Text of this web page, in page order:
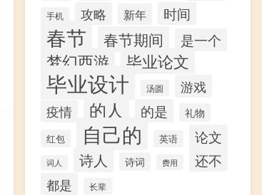
手机 攻略 新年 时间
春节 春节期间 是一个
梦幻西游 毕业论文
毕业设计 汤圆 游戏
疫情 的人 的是 礼物
红包 自己的 英语 论文
词人 诗人 诗词 费用 还不
都是 长辈